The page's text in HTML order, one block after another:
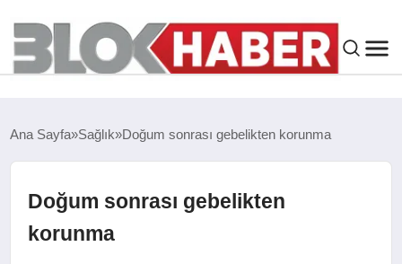
ASAYIŞ
Ana Sayfa Sağlık Doğum sonrası gebelikten korunma
Doğum sonrası gebelikten
korunma